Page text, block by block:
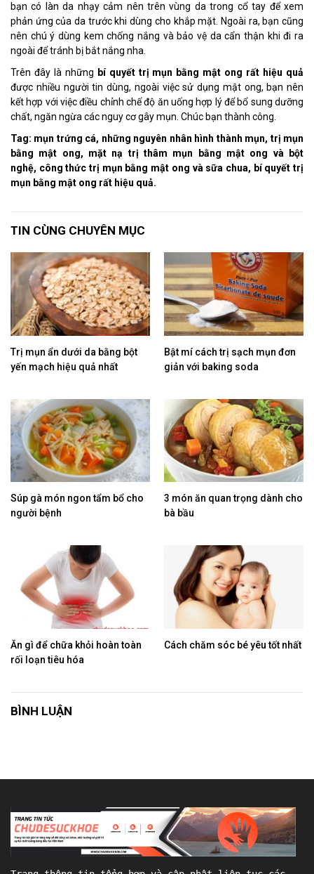
bạn có làn da nhạy cảm nên trên vùng da trong cổ tay để xem
phản ứng của da trước khi dùng cho khắp mặt. Ngoài ra, bạn cũng
nên chú ý dùng kem chống nắng và bảo vệ da cẩn thận khi đi ra
ngoài để tránh bị bắt nắng nha.
Trên đây là những bí quyết trị mụn bằng mật ong rất hiệu quả
được nhiều người tin dùng, ngoài việc sử dụng mật ong, bạn nên
kết hợp với việc điều chỉnh chế độ ăn uống hợp lý để bổ sung dưỡng
chất, ngăn ngừa các nguy cơ gây mụn. Chúc bạn thành công.
Tag: mụn trứng cá, những nguyên nhân hình thành mụn, trị mụn
bằng mật ong, mặt nạ trị thâm mụn bằng mật ong và bột
nghệ, công thức trị mụn bằng mật ong và sữa chua, bí quyết trị
mụn bằng mật ong rất hiệu quả.
TIN CÙNG CHUYÊN MỤC
Trị mụn ẩn dưới da bằng bột
yến mạch hiệu quả nhất
Bật mí cách trị sạch mụn đơn
giản với baking soda
Súp gà món ngon tẩm bổ cho
người bệnh
3 món ăn quan trọng dành cho
bà bầu
Ăn gì để chữa khỏi hoàn toàn
rối loạn tiêu hóa
Cách chăm sóc bé yêu tốt nhất
BÌNH LUẬN